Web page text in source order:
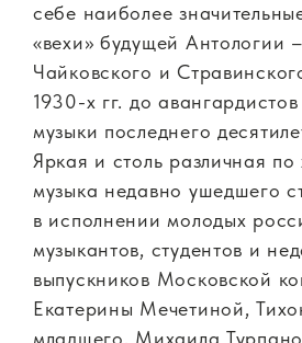
себе наиболее
«вехи» будущей Антологии
Чайковского и
1930-х гг. до
музыки последнего
Яркая и столь различная по
музыка недавно ушедшего
в исполнении молодых
музыкантов, студентов и
выпускников Московской
Екатерины Мечетиной,
младшего, Михаила